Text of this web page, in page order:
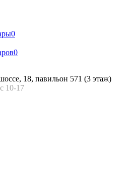
0
0
18, павильон 571 (3 этаж)
10-17